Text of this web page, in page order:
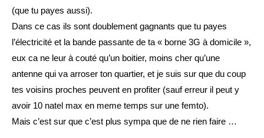
(que tu payes aussi).
Dans ce cas ils sont doublement gagnants que tu payes
l’électricité et la bande passante de ta « borne 3G à domicile »,
eux ca ne leur à couté qu’un boitier, moins cher qu’une
antenne qui va arroser ton quartier, et je suis sur que du coup
tes voisins proches peuvent en profiter (sauf erreur il peut y
avoir 10 natel max en meme temps sur une femto).
Mais c’est sur que c’est plus sympa que de ne rien faire …